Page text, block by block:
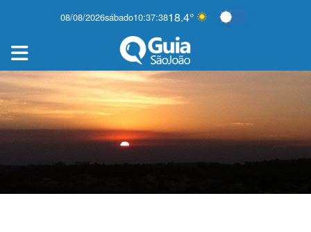
08/08/2026sábado10:37:3818.4°